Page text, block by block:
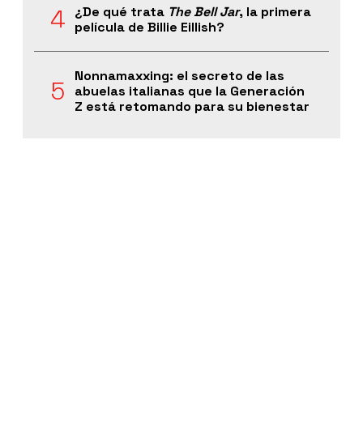
¿De qué trata The Bell Jar, la primera
película de Billie Eillish?
Nonnamaxxing: el secreto de las
abuelas italianas que la Generación
Z está retomando para su bienestar